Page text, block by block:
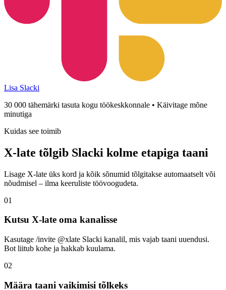
Lisa Slacki
30 000 tähemärki tasuta kogu töökeskkonnale • Käivitage mõne
minutiga
Kuidas see toimib
X-late tõlgib Slacki kolme etapiga taani
Lisage X-late üks kord ja kõik sõnumid tõlgitakse automaatselt või
nõudmisel – ilma keeruliste töövoogudeta.
01
Kutsu X-late oma kanalisse
Kasutage /invite @xlate Slacki kanalil, mis vajab taani uuendusi.
Bot liitub kohe ja hakkab kuulama.
02
Määra taani vaikimisi tõlkeks